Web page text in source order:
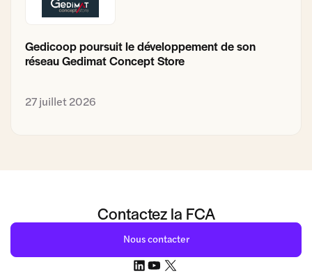
Gedicoop poursuit le développement de son
réseau Gedimat Concept Store
27 juillet 2026
Contactez la FCA
Nous contacter